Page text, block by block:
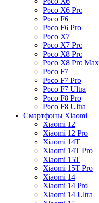
Poco X6 Pro
Poco F6
Poco F6 Pro
Poco X7
Poco X7 Pro
Poco X8 Pro
Poco X8 Pro Max
Poco F7
Poco F7 Pro
Poco F7 Ultra
Poco F8 Pro
Poco F8 Ultra
Смартфоны Xiaomi
Xiaomi 12
Xiaomi 12 Pro
Xiaomi 14T
Xiaomi 14T Pro
Xiaomi 15T
Xiaomi 15T Pro
Xiaomi 14
Xiaomi 14 Pro
Xiaomi 14 Ultra